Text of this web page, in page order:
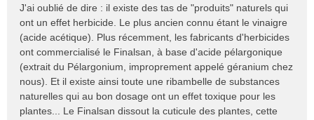
s
s
a
g
e
n
l
J'ai oublié de dire : il existe des tas de "produits" naturels qui
ont un effet herbicide. Le plus ancien connu étant le vinaigre
(acide acétique). Plus récemment, les fabricants d'herbicides
ont commercialisé le Finalsan, à base d'acide pélargonique
(extrait du Pélargonium, improprement appelé géranium chez
nous). Et il existe ainsi toute une ribambelle de substances
naturelles qui au bon dosage ont un effet toxique pour les
plantes... Le Finalsan dissout la cuticule des plantes, cette